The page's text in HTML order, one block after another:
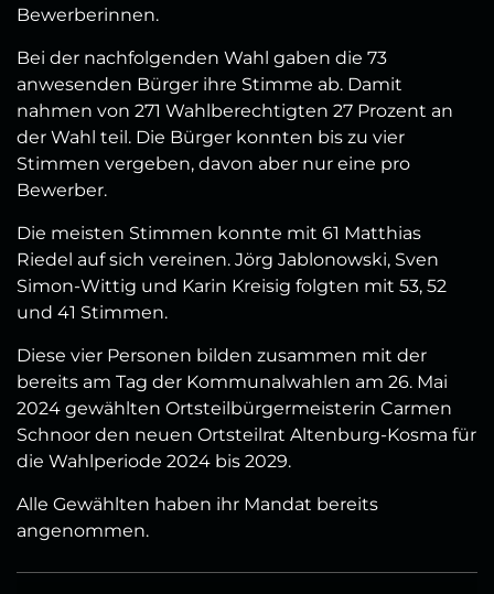
Bewerberinnen.
Bei der nachfolgenden Wahl gaben die 73
anwesenden Bürger ihre Stimme ab. Damit
nahmen von 271 Wahlberechtigten 27 Prozent an
der Wahl teil. Die Bürger konnten bis zu vier
Stimmen vergeben, davon aber nur eine pro
Bewerber.
Die meisten Stimmen konnte mit 61 Matthias
Riedel auf sich vereinen. Jörg Jablonowski, Sven
Simon-Wittig und Karin Kreisig folgten mit 53, 52
und 41 Stimmen.
Diese vier Personen bilden zusammen mit der
bereits am Tag der Kommunalwahlen am 26. Mai
2024 gewählten Ortsteilbürgermeisterin Carmen
Schnoor den neuen Ortsteilrat Altenburg-Kosma für
die Wahlperiode 2024 bis 2029.
Alle Gewählten haben ihr Mandat bereits
angenommen.